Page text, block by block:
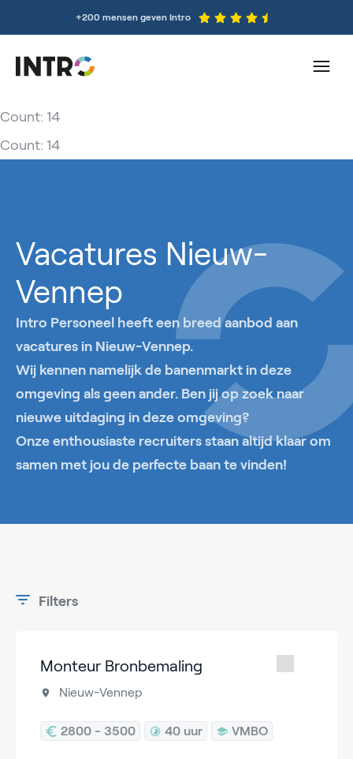
Count: 14
Count: 14
+200 mensen geven Intro
Vacatures Nieuw-
Vennep
Intro Personeel heeft een breed aanbod aan
vacatures in Nieuw-Vennep.
Wij kennen namelijk de banenmarkt in deze
omgeving als geen ander. Ben jij op zoek naar
nieuwe uitdaging in deze omgeving?
Onze enthousiaste recruiters staan altijd klaar om
samen met jou de perfecte baan te vinden!
Filters
Monteur Bronbemaling
Nieuw-Vennep
2800 - 3500 40 uur VMBO